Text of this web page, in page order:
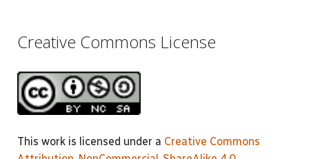
Creative Commons License
This work is licensed under a Creative Commons